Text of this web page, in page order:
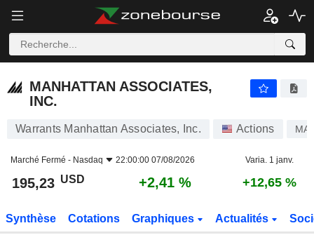
MANHATTAN ASSOCIATES,
INC.
Warrants Manhattan Associates, Inc. Actions
Marché Fermé - Nasdaq 22:00:00 07/08/2026 Varia. 1 janv.
195,23 USD +2,41 % +12,65 %
Synthèse Cotations Graphiques Actualités